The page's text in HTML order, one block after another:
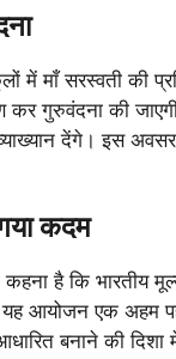
में माँ सरस्वती की
कर गुरुवंदना की
देंगे। इस
कदम
कहना है कि भारतीय
यह आयोजन एक अहम
आधारित बनाने की